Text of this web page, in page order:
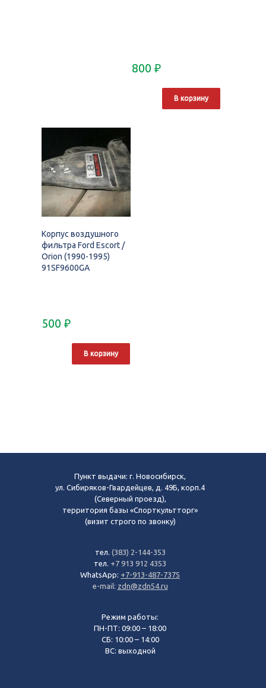
800 ₽
В корзину
Корпус воздушного
фильтра Ford Escort /
Orion (1990-1995)
91SF9600GA
500 ₽
В корзину
Пункт выдачи: г. Новосибирск,
ул. Сибиряков-Гвардейцев, д. 49Б, корп.4
(Северный проезд),
территория базы «Спорткультторг»
(визит строго по звонку)
тел. (383) 2-144-353
тел. +7 913 912 4353
WhatsApp: +7-913-487-7375
e-mail: zdn@zdn54.ru
Режим работы:
ПН-ПТ: 09:00 – 18:00
СБ: 10:00 – 14:00
ВС: выходной